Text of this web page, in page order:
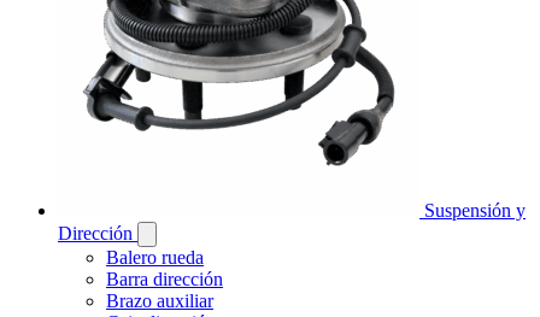
Suspensión y
Dirección
Balero rueda
Barra dirección
Brazo auxiliar